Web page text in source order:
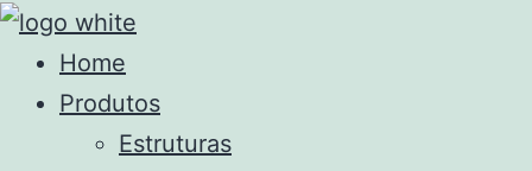
Home
Produtos
Estruturas